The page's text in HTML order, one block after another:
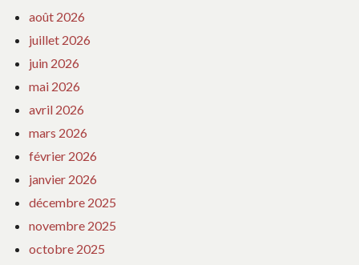
août 2026
juillet 2026
juin 2026
mai 2026
avril 2026
mars 2026
février 2026
janvier 2026
décembre 2025
novembre 2025
octobre 2025